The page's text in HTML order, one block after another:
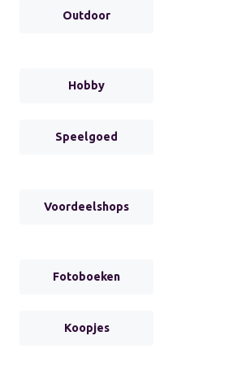
Outdoor
Hobby
Speelgoed
Voordeelshops
Fotoboeken
Koopjes